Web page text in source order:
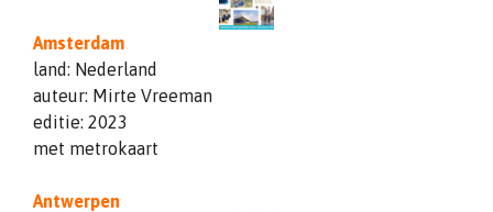
Amsterdam
land: Nederland
auteur: Mirte Vreeman
editie: 2023
met metrokaart
Antwerpen